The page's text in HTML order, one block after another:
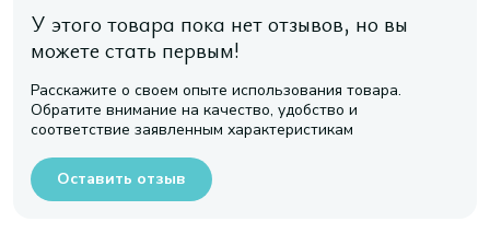
У этого товара пока нет отзывов, но вы
можете стать первым!
Расскажите о своем опыте использования товара.
Обратите внимание на качество, удобство и
соответствие заявленным характеристикам
Оставить отзыв